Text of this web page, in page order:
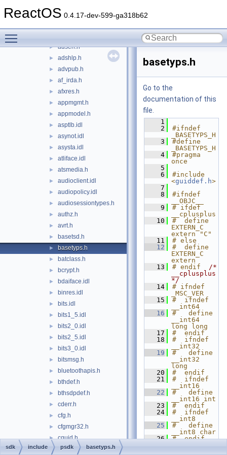
ReactOS 0.4.17-dev-599-ga318b62
► activaut.idl
► adserr.h
► adshlp.h
► advpub.h
► af_irda.h
► afxres.h
► appmgmt.h
► appmodel.h
► asptlb.idl
► asynot.idl
► asysta.idl
► atliface.idl
► atsmedia.h
► audioclient.idl
► audiopolicy.idl
► audiosessiontypes.h
► authz.h
► avrt.h
► basetsd.h
► basetyps.h
► batclass.h
► bcrypt.h
► bdaiface.idl
► binres.idl
► bits.idl
► bits1_5.idl
► bits2_0.idl
► bits2_5.idl
► bits3_0.idl
► bitsmsg.h
► bluetoothapis.h
► bthdef.h
► bthsdpdef.h
► cderr.h
► cfg.h
► cfgmgr32.h
► cguid.h
► chstring.h
basetyps.h
Go to the
documentation of this
file.
    1
    2
#ifndef
_BASETYPS_H
    3
#define
_BASETYPS_H
    4
#pragma
once
    5
    6
#include
<guiddef.h>
    7
    8
#ifndef
__OBJC__
    9
# ifdef
__cplusplus
   10
#  define
EXTERN_C
extern "C"
   11
# else
   12
#  define
EXTERN_C
extern
   13
# endif /*
__cplusplus
*/
   14
# ifndef
_MSC_VER
   15
#  ifndef
__int64
   16
#   define
__int64
long long
   17
#  endif
   18
#  ifndef
__int32
   19
#   define
__int32
long
   20
#  endif
   21
#  ifndef
__int16
   22
#   define
__int16 int
   23
#  endif
   24
#  ifndef
__int8
   25
#   define
__int8 char
   26
#  endif
sdk include psdk basetyps.h